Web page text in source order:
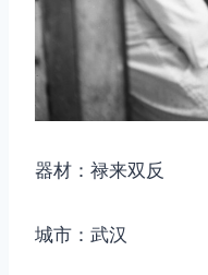
器材：禄来双反
城市：武汉